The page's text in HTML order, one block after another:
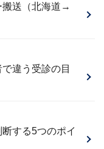
搬送（北海道→
違う受診の目
する5つのポイ